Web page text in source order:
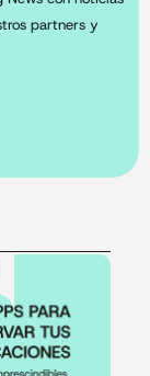
partners y